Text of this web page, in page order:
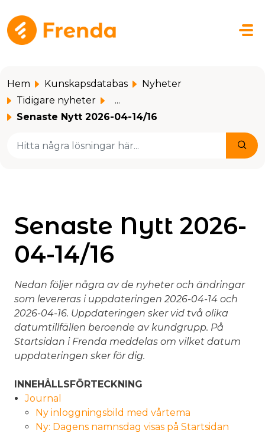
Hoppa över till huvudinnehåll
Hem Kunskapsdatabas
Nyheter
Tidigare nyheter
...
Senaste Nytt 2026-04-14/16
Senaste Nytt 2026-
04-14/16
Nedan följer några av de nyheter och ändringar
som levereras i uppdateringen 2026-04-14 och
2026-04-16. Uppdateringen sker vid två olika
datumtillfällen beroende av kundgrupp. På
Startsidan i Frenda meddelas om vilket datum
uppdateringen sker för dig.
INNEHÅLLSFÖRTECKNING
Journal
Ny inloggningsbild med vårtema
Ny: Dagens namnsdag visas på Startsidan